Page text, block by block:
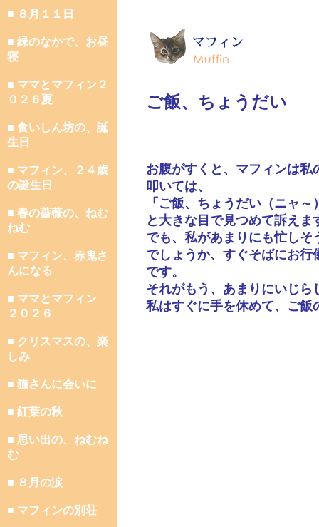
■ ８月１１日
■ 緑のなかで、お昼
寝
■ ママとマフィン２
０２６夏
■ 食いしん坊の、誕
生日
■ マフィン、２４歳
の誕生日
■ 春の薔薇の、ねむ
ねむ
■ マフィン、赤鬼さ
んになる
■ ママとマフィン
２０２６
■ クリスマスの、楽
しみ
■ 猫さんに会いに
■ 紅葉の秋
■ 思い出の、ねむね
む
■ ８月の涙
■ マフィンの別荘
ご飯、ちょうだい
お腹がすくと、マフィンは
叩いては、
「ご飯、ちょうだい（ニャ～
と大きな目で見つめて訴えま
でも、私があまりにも忙し
でしょうか、すぐそばにお
です。
それがもう、あまりにいじ
私はすぐに手を休めて、ご飯